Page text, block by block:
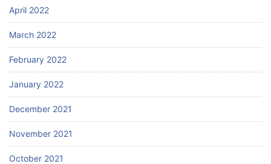
April 2022
March 2022
February 2022
January 2022
December 2021
November 2021
October 2021